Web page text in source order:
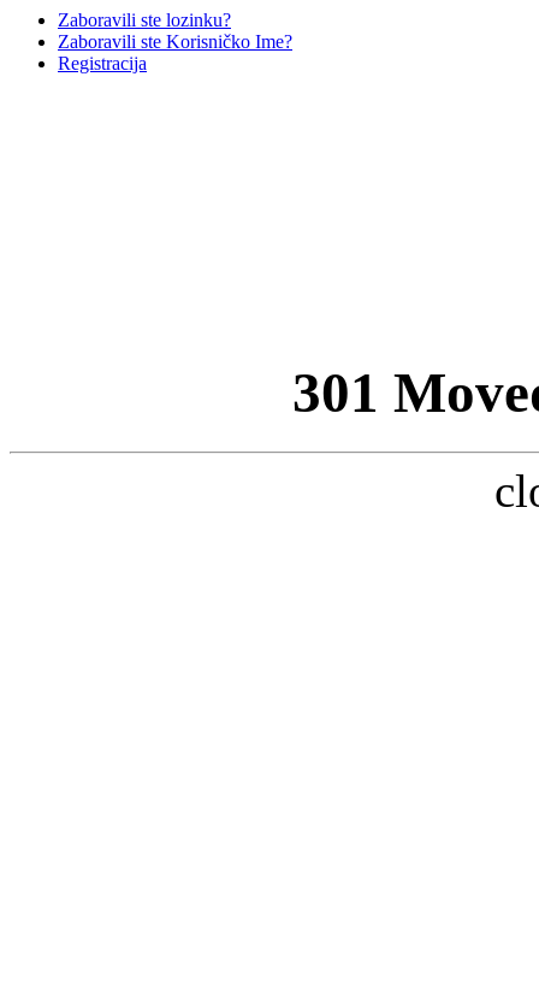
Zaboravili ste lozinku?
Zaboravili ste Korisničko Ime?
Registracija
301